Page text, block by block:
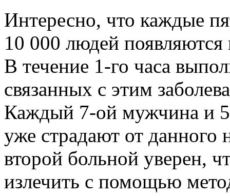
Интересно, что каждые
10 000 людей
В течение 1-го часа
связанных с этим
Каждый 7-ой мужчина и
уже страдают от данного
второй больной уверен,
излечить с помощью